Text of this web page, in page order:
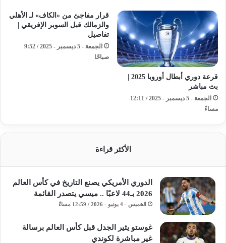
قرعة دوري أبطال أوروبا 2025 |
بث مباشر
الجمعة - 5 ديسمبر - 2025 / 12:11
مساءً
قرار مفاجئ من «الكاف» لـ الأهلي
والزمالك قبل السوبر الإفريقي |
تفاصيل
الجمعة - 5 ديسمبر - 2025 / 9:52
صباحًا
الأكثر قراءة
الدوري الأمريكي يصنع التاريخ في كأس العالم
2026 بـ44 لاعبًا .. ميسي يتصدر القائمة
الخميس - 4 يونيو - 2026 / 12:59 مساءً
غوستو يثير الجدل قبل كأس العالم برسالة
غير مباشرة لكوندي